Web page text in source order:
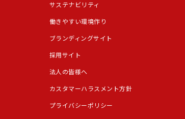
サステナビリティ
働きやすい環境作り
ブランディングサイト
採用サイト
法人の皆様へ
カスタマーハラスメント方針
プライバシーポリシー